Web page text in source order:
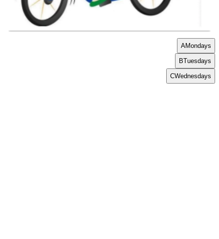
AMondays
BTuesdays
CWednesdays